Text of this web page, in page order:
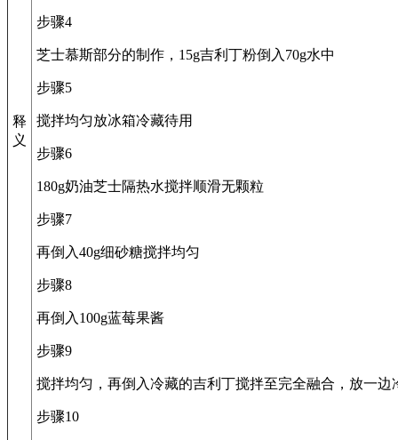
释
义
步骤4
芝士慕斯部分的制作，15g吉利丁粉倒入70g水中
步骤5
搅拌均匀放冰箱冷藏待用
步骤6
180g奶油芝士隔热水搅拌顺滑无颗粒
步骤7
再倒入40g细砂糖搅拌均匀
步骤8
再倒入100g蓝莓果酱
步骤9
搅拌均匀，再倒入冷藏的吉利丁搅拌至完全融合，放一边
步骤10